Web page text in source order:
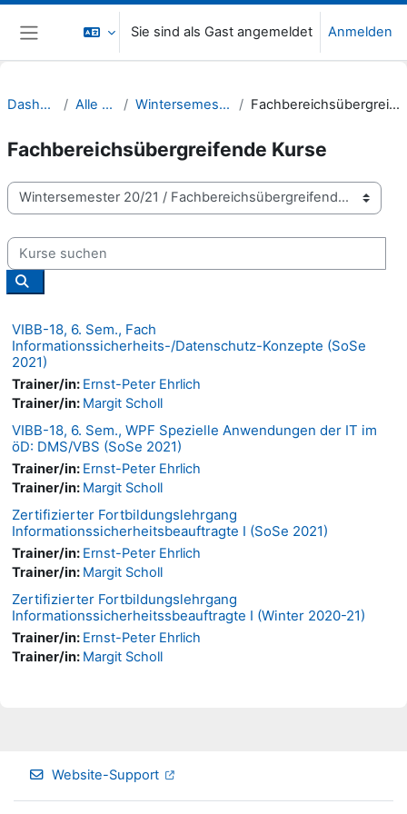
Zum Hauptinhalt
Website-Übersicht
Sie sind als Gast angemeldet Anmelden
Dashboard Alle Kurse Wintersemester 20/21 Fachbereichsübergreifende Kurse
Fachbereichsübergreifende Kurse
Kursbereiche
Kurse suchen
Kurse suchen
VIBB-18, 6. Sem., Fach
Informationssicherheits-/Datenschutz-Konzepte (SoSe
2021)
Trainer/in: Ernst-Peter Ehrlich
Trainer/in: Margit Scholl
VIBB-18, 6. Sem., WPF Spezielle Anwendungen der IT im
öD: DMS/VBS (SoSe 2021)
Trainer/in: Ernst-Peter Ehrlich
Trainer/in: Margit Scholl
Zertifizierter Fortbildungslehrgang
Informationssicherheitsbeauftragte I (SoSe 2021)
Trainer/in: Ernst-Peter Ehrlich
Trainer/in: Margit Scholl
Zertifizierter Fortbildungslehrgang
Informationssicherheitssbeauftragte I (Winter 2020-21)
Trainer/in: Ernst-Peter Ehrlich
Trainer/in: Margit Scholl
Website-Support